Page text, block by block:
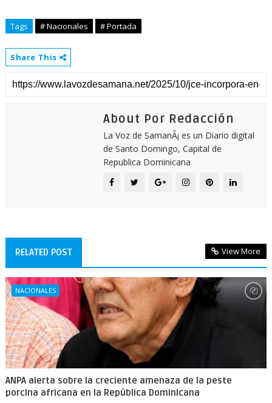
Tags # Nacionales # Portada
Share This
About Por Redacción
La Voz de SamanÃ¡ es un Diario digital
de Santo Domingo, Capital de
Republica Dominicana
RELATED POST View More
NACIONALES
ANPA alerta sobre la creciente amenaza de la peste
porcina africana en la República Dominicana